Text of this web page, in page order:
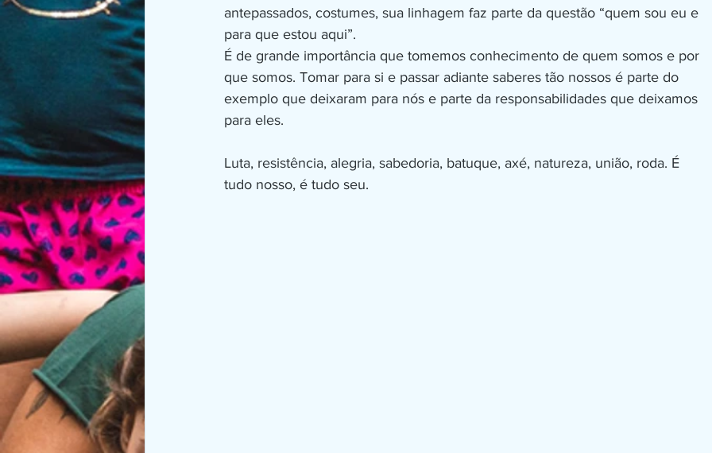
antepassados, costumes, sua linhagem faz parte da questão “quem sou eu e
para que estou aqui”.
É de grande importância que tomemos conhecimento de quem somos e por
que somos. Tomar para si e passar adiante saberes tão nossos é parte do
exemplo que deixaram para nós e parte da responsabilidades que deixamos
para eles.
Luta, resistência, alegria, sabedoria, batuque, axé, natureza, união, roda. É
tudo nosso, é tudo seu.